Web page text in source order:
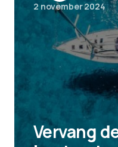
2 november 2024
Vervang